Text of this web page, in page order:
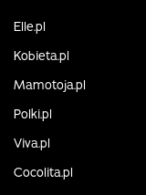
Elle.pl
Kobieta.pl
Mamotoja.pl
Polki.pl
Viva.pl
Cocolita.pl